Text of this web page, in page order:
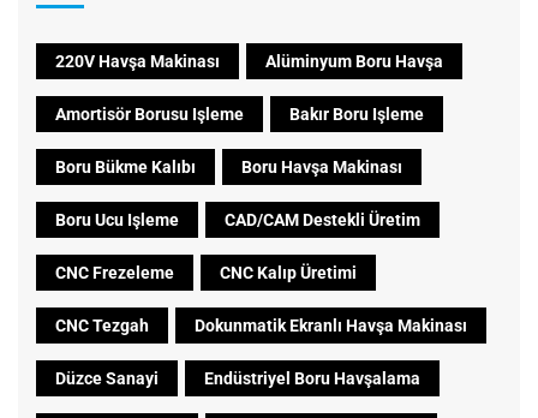
220V Havşa Makinası Alüminyum Boru Havşa
Amortisör Borusu Işleme Bakır Boru Işleme
Boru Bükme Kalıbı Boru Havşa Makinası
Boru Ucu Işleme CAD/CAM Destekli Üretim
CNC Frezeleme CNC Kalıp Üretimi
CNC Tezgah Dokunmatik Ekranlı Havşa Makinası
Düzce Sanayi Endüstriyel Boru Havşalama